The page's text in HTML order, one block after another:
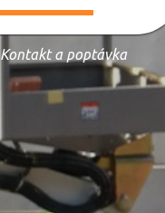
Kontakt a poptávka